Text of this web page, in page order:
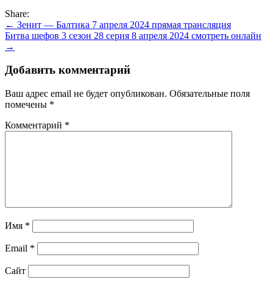
Share:
Навигация
по
← Зенит — Балтика 7 апреля 2024 прямая трансляция
Битва шефов 3 сезон 28 серия 8 апреля 2024 смотреть онлайн
→
Добавить комментарий
Ваш адрес email не будет опубликован. Обязательные поля
помечены *
Комментарий *
Имя *
Email *
Сайт